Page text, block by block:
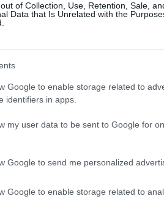
of Collection, Use, Retention, Sale,
Data that Is Unrelated with the
Google to enable storage related to
identifiers in apps.
my user data to be sent to Google for
Google to send me personalized
Google to enable storage related to